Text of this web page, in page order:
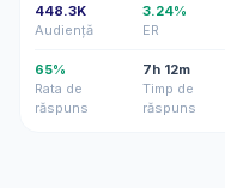
448.3K
Audiență
3.24%
ER
65%
Rata de
răspuns
7h 12m
Timp de
răspuns